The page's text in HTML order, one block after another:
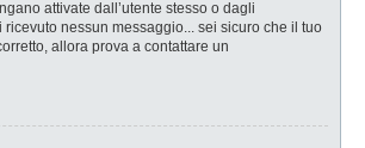
attivate dall’utente stesso o dagli
nessun messaggio... sei sicuro che il tuo
allora prova a contattare un